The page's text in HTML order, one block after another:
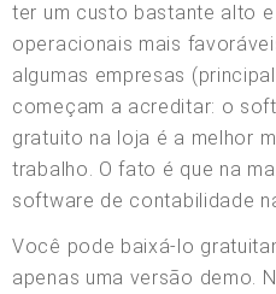
ter um custo bastante alto
operacionais mais
algumas empresas
começam a acreditar: o
gratuito na loja é a melhor
trabalho. O fato é que na
software de contabilidade
Você pode baixá-lo
apenas uma versão demo.